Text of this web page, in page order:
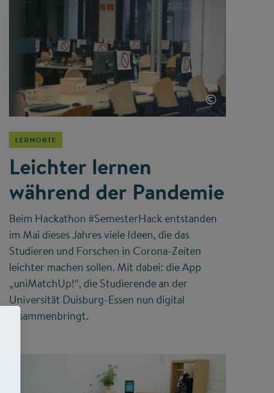
©
LERNORTE
Leichter lernen
während der Pandemie
Beim Hackathon #SemesterHack entstanden
im Mai dieses Jahres viele Ideen, die das
Studieren und Forschen in Corona-Zeiten
leichter machen sollen. Mit dabei: die App
„uniMatchUp!“, die Studierende an der
Universität Duisburg-Essen nun digital
zusammenbringt.